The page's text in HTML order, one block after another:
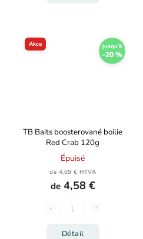
Akce jusqu'à
–20 %
TB Baits boosterované boilie
Red Crab 120g
Épuisé
de 4,09 € HTVA
de4,58 €
Détail